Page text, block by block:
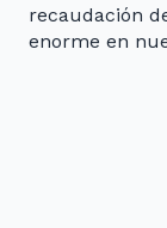
recaudación
enorme en